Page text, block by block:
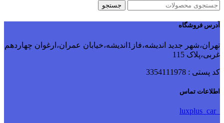
جستجو
آدرس فروشگاه
تهران،شهر جدید اندیشه،فاز1اندیشه،خیابان عمران،ارغوان چهاردهم
غربی،پلاک 115
کد پستی : 3354111978
اطلاعات تماس